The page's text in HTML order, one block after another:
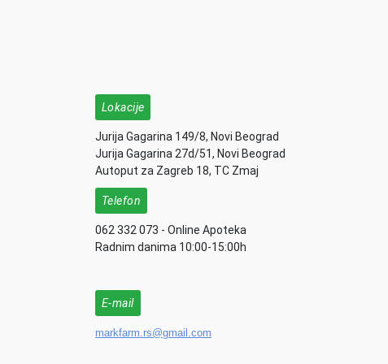
Lokacije
Jurija Gagarina 149/8, Novi Beograd
Jurija Gagarina 27d/51, Novi Beograd
Autoput za Zagreb 18, TC Zmaj
Telefon
062 332 073 - Online Apoteka
Radnim danima 10:00-15:00h
E-mail
markfarm.rs@gmail.com